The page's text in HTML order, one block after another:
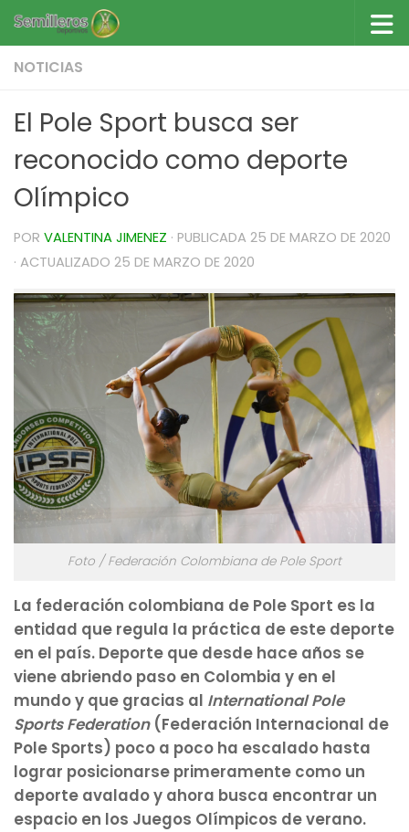
Saltar al contenido
NOTICIAS
El Pole Sport busca ser
reconocido como deporte
Olímpico
POR VALENTINA JIMENEZ · PUBLICADA 25 DE MARZO DE 2020
· ACTUALIZADO 25 DE MARZO DE 2020
Foto / Federación Colombiana de Pole Sport
La federación colombiana de Pole Sport es la
entidad que regula la práctica de este deporte
en el país. Deporte que desde hace años se
viene abriendo paso en Colombia y en el
mundo y que gracias al International Pole
Sports Federation(Federación Internacional de
Pole Sports) poco a poco ha escalado hasta
lograr posicionarse primeramente como un
deporte avalado y ahora busca encontrar un
espacio en los Juegos Olímpicos de verano.